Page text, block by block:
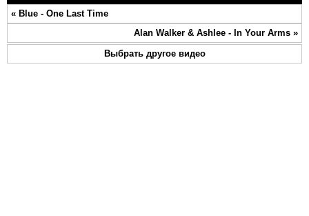
Play Mute Settings
« Blue - One Last Time
Alan Walker & Ashlee - In Your Arms »
Выбрать другое видео